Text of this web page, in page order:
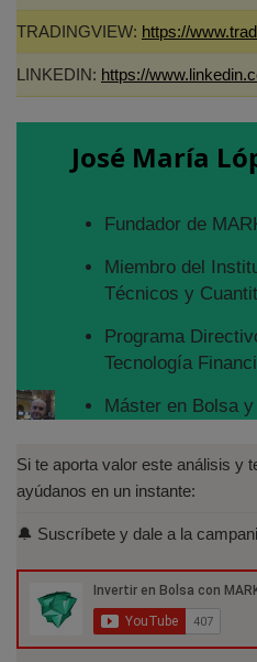
TRADINGVIEW: https://
LINKEDIN: https://
José María
Fundador de
Miembro del
Técnicos y
Programa
Tecnología
Máster en Bolsa
asesoramiento
https://
Cuantitativo (IEB).
Licenciado en
Politécnica de
Si te aporta valor este análisis y
ayúdanos en un instante:
🔔 Suscríbete y dale a la